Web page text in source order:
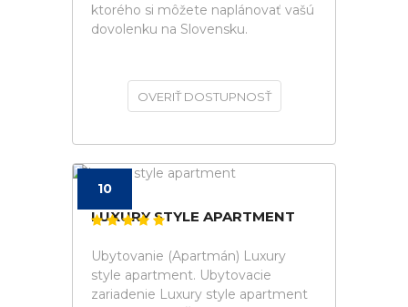
ktorého si môžete naplánovať vašú
dovolenku na Slovensku.
OVERIŤ DOSTUPNOSŤ
10
LUXURY STYLE APARTMENT
Ubytovanie (Apartmán) Luxury
style apartment. Ubytovacie
zariadenie Luxury style apartment